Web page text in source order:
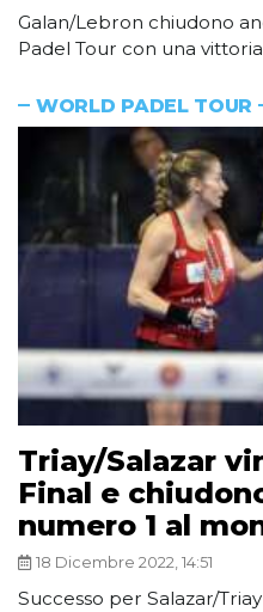
Galan/Lebron chiudono
Padel Tour con una vittoria
WORLD PADEL TOUR
Triay/Salazar
Final e
numero 1 al
18 Dicembre 2022, 14:51
Successo per Salazar/